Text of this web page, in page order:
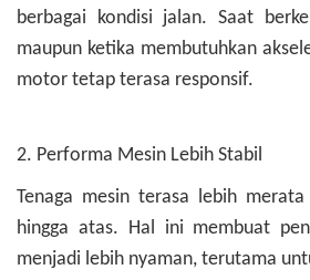
berbagai kondisi jalan. Saat
maupun ketika membutuhkan
motor tetap terasa responsif.
2. Performa Mesin Lebih Stabil
Tenaga mesin terasa lebih
hingga atas. Hal ini membuat
menjadi lebih nyaman, terutama